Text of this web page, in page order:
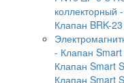
коллекторный
Клапан BRK-
- Клапан
Клапан Smart
Клапан Smart